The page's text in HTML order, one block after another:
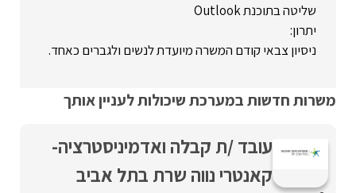
שליטה בתוכנת Outlook
יתרון:
ניסיון צבאי קודם המשרה מיועדת לנשים ולגברים כאחד.
משרות חדשות במערכת שיכולות לעניין אותך
עובד /ת קבלה ואדמיניסטרציה-
קאנטרי נווה שרת בתל אביב